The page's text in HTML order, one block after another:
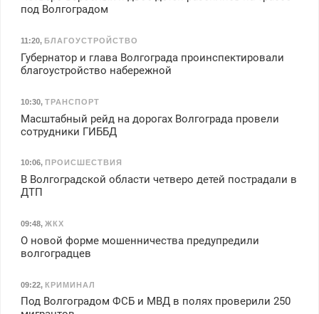
под Волгоградом
11:20, БЛАГОУСТРОЙСТВО
Губернатор и глава Волгограда проинспектировали
благоустройство набережной
10:30, ТРАНСПОРТ
Масштабный рейд на дорогах Волгограда провели
сотрудники ГИББД
10:06, ПРОИСШЕСТВИЯ
В Волгоградской области четверо детей пострадали в
ДТП
09:48, ЖКХ
О новой форме мошенничества предупредили
волгоградцев
09:22, КРИМИНАЛ
Под Волгоградом ФСБ и МВД в полях проверили 250